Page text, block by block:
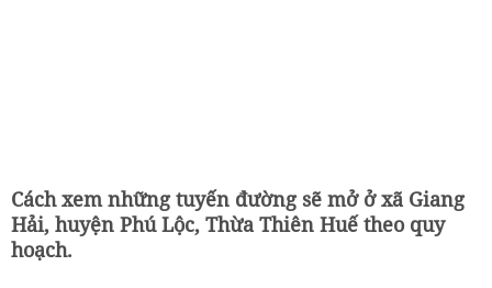
Cách xem những tuyến đường sẽ mở ở xã Giang
Hải, huyện Phú Lộc, Thừa Thiên Huế theo quy
hoạch.